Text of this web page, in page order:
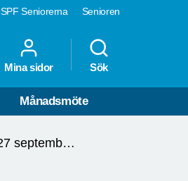
SPF Seniorerna Senioren
Mina sidor Sök
Månadsmöte
Naturhistoriska Riksmuseet 27 september 2019